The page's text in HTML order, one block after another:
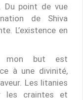
Du point de vue
de Shiva
L’existence en
mon but est
à une divinité,
Les litanies
les craintes et